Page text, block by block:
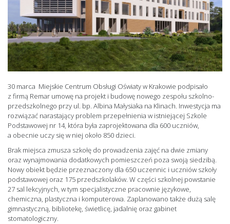
30 marca Miejskie Centrum Obsługi Oświaty w Krakowie podpisało
z firmą Remar umowę na projekt i budowę nowego zespołu szkolno-
przedszkolnego przy ul. bp. Albina Małysiaka na Klinach. Inwestycja ma
rozwiązać narastający problem przepełnienia w istniejącej Szkole
Podstawowej nr 14, która była zaprojektowana dla 600 uczniów,
a obecnie uczy się w niej około 850 dzieci.
Brak miejsca zmusza szkołę do prowadzenia zajęć na dwie zmiany
oraz wynajmowania dodatkowych pomieszczeń poza swoją siedzibą.
Nowy obiekt będzie przeznaczony dla 650 uczennic i uczniów szkoły
podstawowej oraz 175 przedszkolaków. W części szkolnej powstanie
27 sal lekcyjnych, w tym specjalistyczne pracownie językowe,
chemiczna, plastyczna i komputerowa. Zaplanowano także dużą salę
gimnastyczną, bibliotekę, świetlicę, jadalnię oraz gabinet
stomatologiczny.